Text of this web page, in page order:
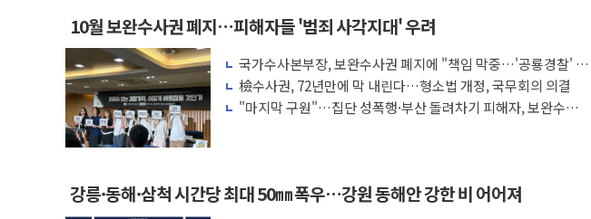
10월 보완수사권 폐지…피해자들 '범죄 사각지대' 우려
국가수사본부장, 보완수사권 폐지에 "책임 막중…'공룡경찰' 우
려 해소"
檢수사권, 72년만에 막 내린다…형소법 개정, 국무회의 의결
"마지막 구원"…집단 성폭행·부산 돌려차기 피해자, 보완수사
강릉·동해·삼척 시간당 최대 50㎜ 폭우…강원 동해안 강한 비 어어져